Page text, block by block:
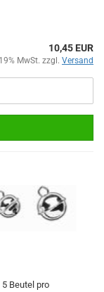
10,45 EUR
MwSt. zzgl. Versand
Beutel pro